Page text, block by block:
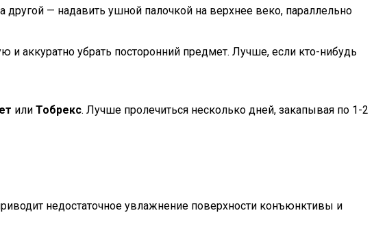
другой — надавить ушной палочкой на верхнее веко, параллельно
аккуратно убрать посторонний предмет. Лучше, если кто-нибудь
или Тобрекс. Лучше пролечиться несколько дней, закапывая по 1-2
недостаточное увлажнение поверхности конъюнктивы и